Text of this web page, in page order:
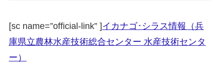
[sc name=”official-link” ] イカナゴ･シラス情報（兵
庫県立農林水産技術総合センター 水産技術センタ
ー）